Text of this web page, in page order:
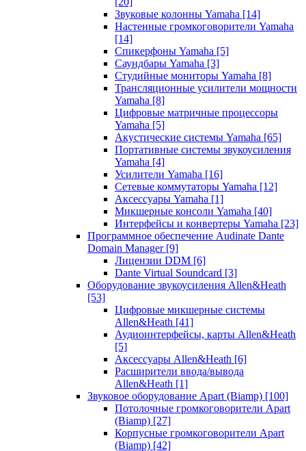
Звуковые колонны Yamaha [14]
Настенные громкоговорители Yamaha
[14]
Спикерфоны Yamaha [5]
Саундбары Yamaha [3]
Студийные мониторы Yamaha [8]
Трансляционные усилители мощности
Yamaha [8]
Цифровые матричные процессоры
Yamaha [5]
Акустические системы Yamaha [65]
Портативные системы звукоусиления
Yamaha [4]
Усилители Yamaha [16]
Сетевые коммутаторы Yamaha [12]
Аксессуары Yamaha [1]
Микшерные консоли Yamaha [40]
Интерфейсы и конвертеры Yamaha [23]
Программное обеспечение Audinate Dante
Domain Manager [9]
Лицензии DDM [6]
Dante Virtual Soundcard [3]
Оборудование звукоусиления Allen&Heath
[53]
Цифровые микшерные системы
Allen&Heath [41]
Аудиоинтерфейсы, карты Allen&Heath
[5]
Аксессуары Allen&Heath [6]
Расширители ввода/вывода
Allen&Heath [1]
Звуковое оборудование Apart (Biamp) [100]
Потолочные громкоговорители Apart
(Biamp) [27]
Корпусные громкоговорители Apart
(Biamp) [42]